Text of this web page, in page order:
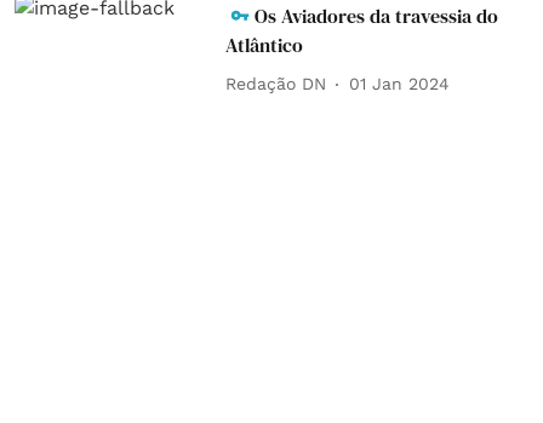
Os Aviadores da travessia do
Atlântico
Redação DN 01 Jan 2024